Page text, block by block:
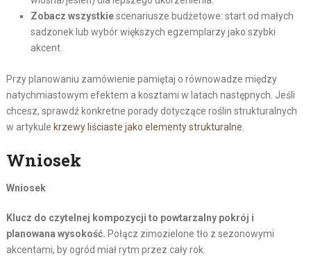
Zobacz wszystkiescenariusze budżetowe: start od małych
sadzonek lub wybór większych egzemplarzy jako szybki
akcent.
Przy planowaniu zamówienie pamiętaj o równowadze między
natychmiastowym efektem a kosztami w latach następnych. Jeśli
chcesz, sprawdź konkretne porady dotyczące roślin strukturalnych
w artykule krzewy liściaste jako elementy strukturalne
Wniosek
Wniosek
Klucz do czytelnej kompozycji to powtarzalny pokrój i
planowana wysokość. Połącz zimozielone tło z sezonowymi
akcentami, by ogród miał rytm przez cały rok.